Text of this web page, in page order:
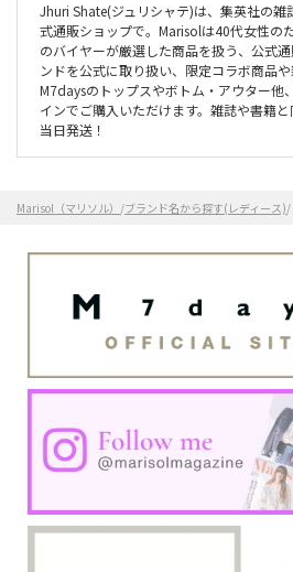
Jhuri Shate(ジュリシャテ)は、集英社の
式通販ショップで。Marisolは40代女性の
のバイヤーが厳選した商品を扱う、公式
ンドを公式に取り扱い、限定コラボ商品
M7daysのトップスやボトム・アウター他
インでご購入いただけます。雑誌や書籍
当日発送！
Marisol（マリソル） /ブランド名から探す(レディース)/